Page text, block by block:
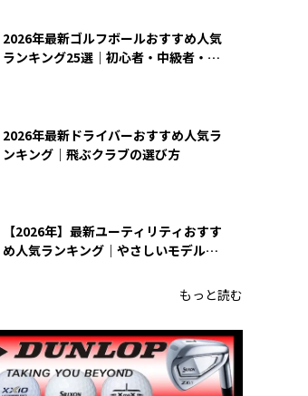
2026年最新ゴルフボールおすすめ人気
ランキング25選｜初心者・中級者・上
2026年最新ドライバーおすすめ人気ラ
ンキング｜飛ぶクラブの選び方
【2026年】最新ユーティリティおすす
め人気ランキング｜やさしいモデルの
もっと読む